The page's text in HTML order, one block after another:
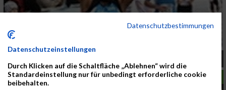
LAUFSPORT
Datenschutzbestimmungen
Datenschutzeinstellungen
Durch Klicken auf die Schaltfläche „Ablehnen“ wird die
Standardeinstellung nur für unbedingt erforderliche cookie
beibehalten.